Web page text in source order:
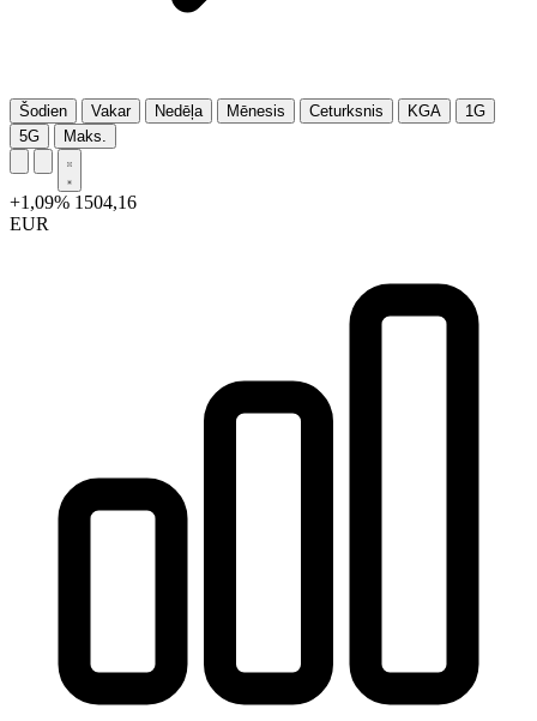
Šodien Vakar Nedēļa Mēnesis Ceturksnis KGA
1G
5G
Maks.
+1,09% 1504,16
EUR